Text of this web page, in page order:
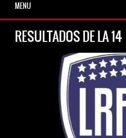
MENU
RESULTADOS DE LA 14